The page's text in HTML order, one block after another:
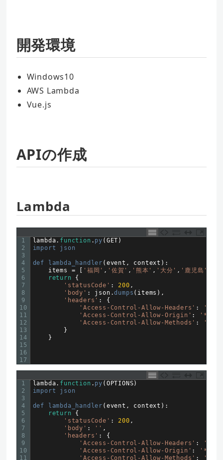
開発環境
Windows10
AWS Lambda
Vue.js
APIの作成
Lambda
1
2
3
4
5
6
7
8
9
10
11
12
13
14
15
16
17
lambda. function . py ( GET )
import json
def lambda_handler ( event , context ) :
items
= '福岡' , '佐賀' , '熊本' , '大分' , '鹿児島'
return
{
'statusCode' : 200 ,
'body' : json .dumps ( items ) ,
'headers' :
{
'Access-Control-Allow-Headers' : '*'
'Access-Control-Allow-Origin' : '*'
'Access-Control-Allow-Methods' :
}
}
1
2
3
4
5
6
7
8
9
10
11
lambda. function . py ( OPTIONS)
import json
def lambda_handler ( event , context ) :
return
{
'statusCode' : 200 ,
'body' : '' ,
'headers' :
{
'Access-Control-Allow-Headers' : '*'
'Access-Control-Allow-Origin' : '*'
'Access-Control-Allow-Methods' :